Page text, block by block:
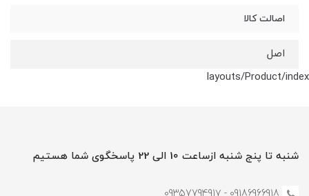
اصالت کالا
اصل
layouts/Product/index
شنبه تا پنج شنبه ازساعت 10 الی 22 پاسخگوی شما هستیم